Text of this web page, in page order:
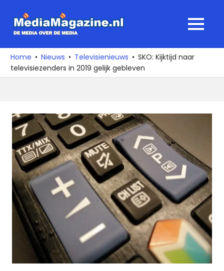
naar
media
over
de
MENU
Home Nieuws Televisienieuws
SKO: Kijktijd naar
televisiezenders in 2019 gelijk gebleven